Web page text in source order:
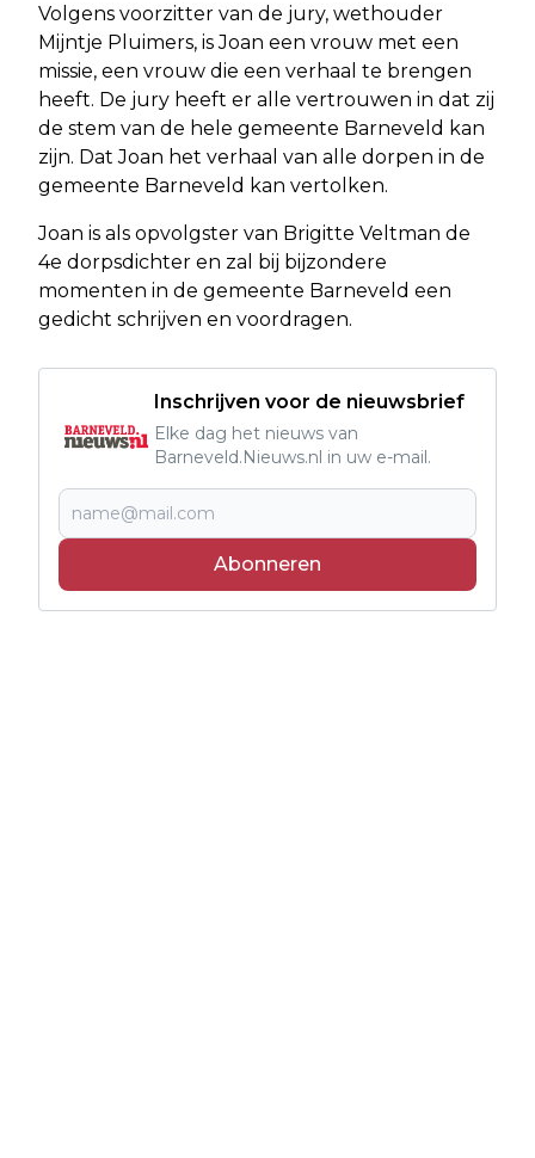
Volgens voorzitter van de jury, wethouder
Mijntje Pluimers, is Joan een vrouw met een
missie, een vrouw die een verhaal te brengen
heeft. De jury heeft er alle vertrouwen in dat zij
de stem van de hele gemeente Barneveld kan
zijn. Dat Joan het verhaal van alle dorpen in de
gemeente Barneveld kan vertolken.
Joan is als opvolgster van Brigitte Veltman de
4e dorpsdichter en zal bij bijzondere
momenten in de gemeente Barneveld een
gedicht schrijven en voordragen.
Inschrijven voor de nieuwsbrief
Elke dag het nieuws van
Barneveld.Nieuws.nl in uw e-mail.
Abonneren